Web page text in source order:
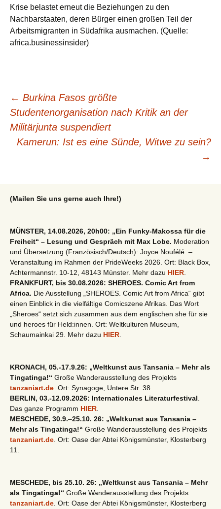
Krise belastet erneut die Beziehungen zu den
Nachbarstaaten, deren Bürger einen großen Teil der
Arbeitsmigranten in Südafrika ausmachen. (Quelle:
africa.businessinsider)
Beitragsnavigation
← Burkina Fasos größte
Studentenorganisation nach Kritik an der
Militärjunta suspendiert
Kamerun: Ist es eine Sünde, Witwe zu sein?
→
(Mailen Sie uns gerne auch Ihre!)
MÜNSTER, 14.08.2026, 20h00: „Ein Funky-Makossa für die
Freiheit“ – Lesung und Gespräch mit Max Lobe. Moderation
und Übersetzung (Französisch/Deutsch): Joyce Noufélé. –
Veranstaltung im Rahmen der PrideWeeks 2026. Ort: Black Box,
Achtermannstr. 10-12, 48143 Münster. Mehr dazu HIER
FRANKFURT, bis 30.08.2026: SHEROES. Comic Art from
Africa. Die Ausstellung „SHEROES. Comic Art from Africa“ gibt
einen Einblick in die vielfältige Comicszene Afrikas. Das Wort
„Sheroes“ setzt sich zusammen aus dem englischen she für sie
und heroes für Held:innen. Ort: Weltkulturen Museum,
Schaumainkai 29. Mehr dazu HIER
KRONACH, 05.-17.9.26: „Weltkunst aus Tansania – Mehr als
Tingatinga!“ Große Wanderausstellung des Projekts
tanzaniart.de . Ort: Synagoge, Untere Str. 38.
BERLIN, 03.-12.09.2026: Internationales Literaturfestival
Das ganze Programm HIER
MESCHEDE, 30.9.–25.10. 26: „Weltkunst aus Tansania –
Mehr als Tingatinga!“ Große Wanderausstellung des Projekts
tanzaniart.de . Ort: Oase der Abtei Königsmünster, Klosterberg
11.
MESCHEDE, bis 25.10. 26: „Weltkunst aus Tansania – Mehr
als Tingatinga!“ Große Wanderausstellung des Projekts
tanzaniart.de . Ort: Oase der Abtei Königsmünster, Klosterberg